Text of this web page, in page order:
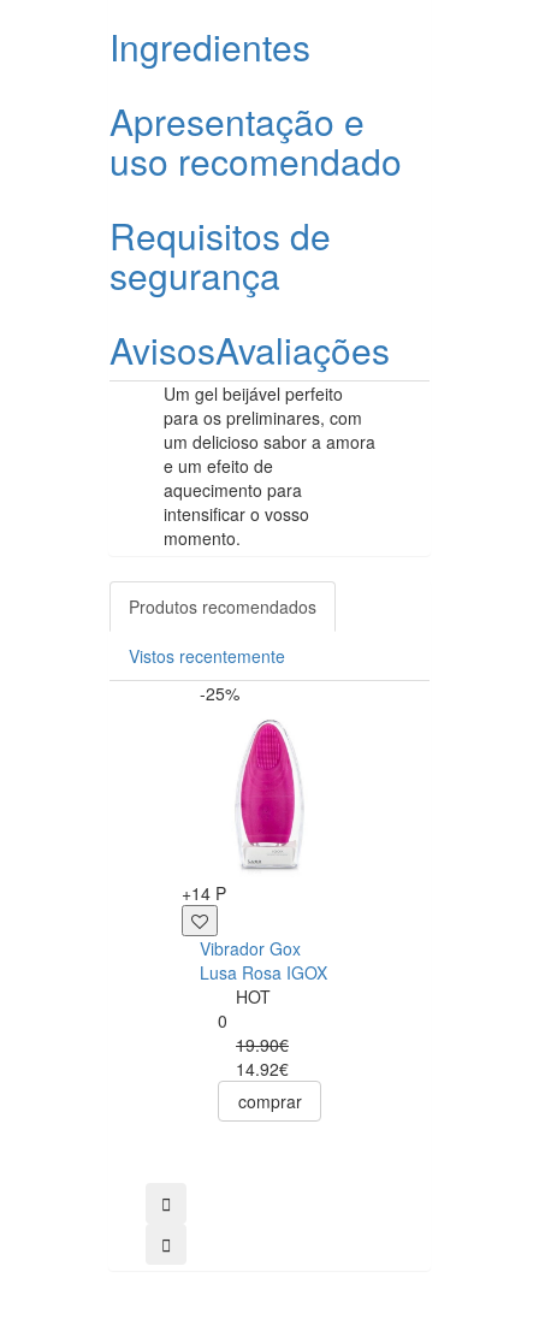
Ingredientes
Apresentação e
uso recomendado
Requisitos de
segurança
AvisosAvaliações
Um gel beijável perfeito
para os preliminares, com
um delicioso sabor a amora
e um efeito de
aquecimento para
intensificar o vosso
momento.
Produtos recomendados
Vistos recentemente
-25%
+14 P
Vibrador Gox
Lusa Rosa IGOX
HOT
0
19.90€
14.92€
comprar